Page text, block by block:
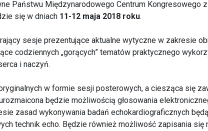
Państwu Międzynarodowego Centrum Kongresowego
się w dniach 11-12 maja 2018 roku.
sesje prezentujące aktualne wytyczne w zakresie
codziennych „gorących” tematów praktycznego
i naczyń.
w formie sesji posterowych, a ciesząca się
będzie możliwością głosowania
zasad wykonywania badań echokardiograficznych
technik echo. Będzie również możliwość zapisania się